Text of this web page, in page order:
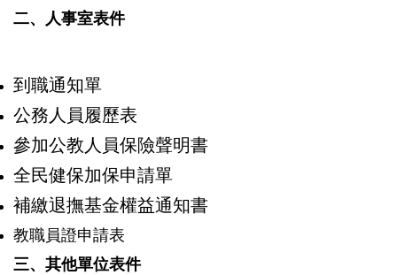
二、人事室表件
到職通知單
公務人員履歷表
參加公教人員保險聲明書
全民健保加保申請單
補繳退撫基金權益通知書
教職員證申請表
三、其他單位表件